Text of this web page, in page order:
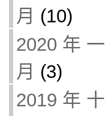
月 (10)
2020 年 一
月 (3)
2019 年 十